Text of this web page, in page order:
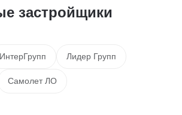
застройщики
ИнтерГрупп Лидер Групп
Самолет ЛО